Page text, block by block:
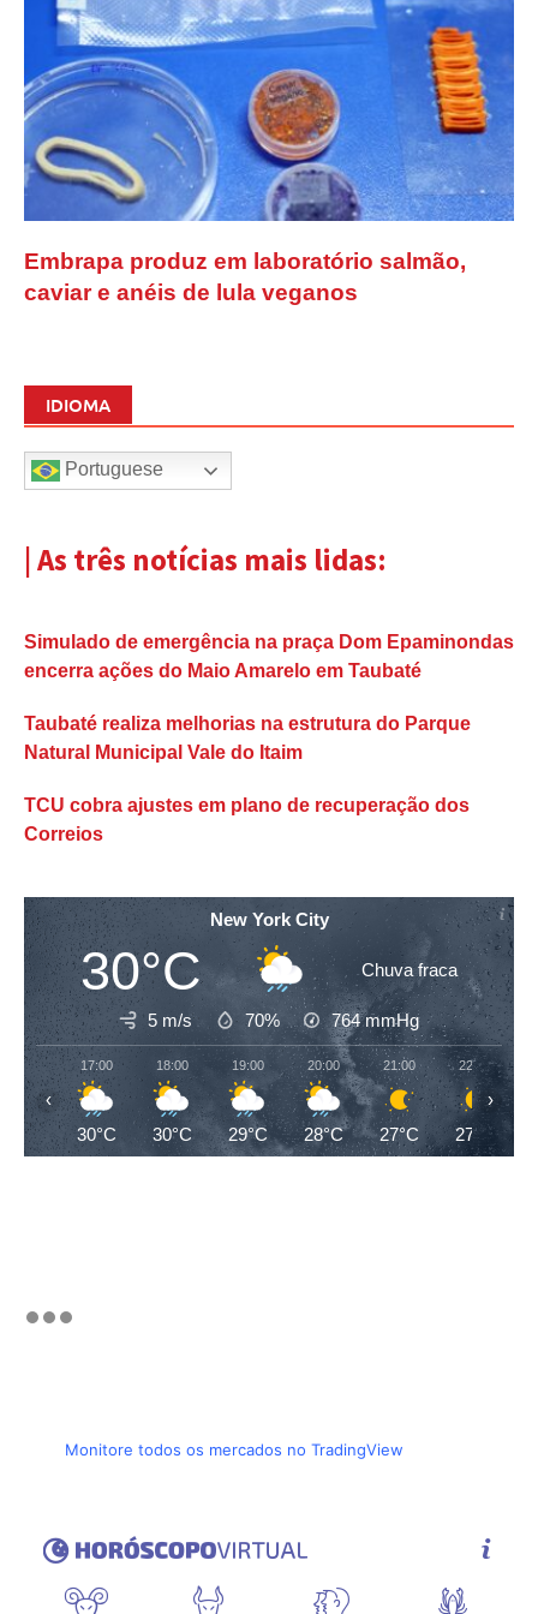
Embrapa produz em laboratório salmão,
caviar e anéis de lula veganos
IDIOMA
Portuguese
| As três notícias mais lidas:
Simulado de emergência na praça Dom Epaminondas
encerra ações do Maio Amarelo em Taubaté
Taubaté realiza melhorias na estrutura do Parque
Natural Municipal Vale do Itaim
TCU cobra ajustes em plano de recuperação dos
Correios
New York City
30°C Chuva fraca
5 m/s 70% 764mmHg
17:00
30°C
18:00
30°C
19:00
29°C
20:00
28°C
21:00
27°C
22:00
27°C
‹ ›
Monitore todos os mercados no TradingView